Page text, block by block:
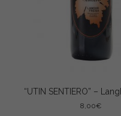
“UTIN SENTIERO” –
8,00€